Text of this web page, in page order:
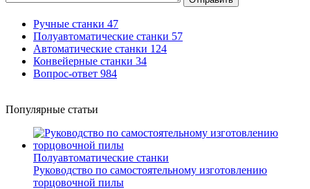
Ручные станки 47
Полуавтоматические станки 57
Автоматические станки 124
Конвейерные станки 34
Вопрос-ответ 984
Популярные статьи
Полуавтоматические станки
Руководство по самостоятельному изготовлению
торцовочной пилы